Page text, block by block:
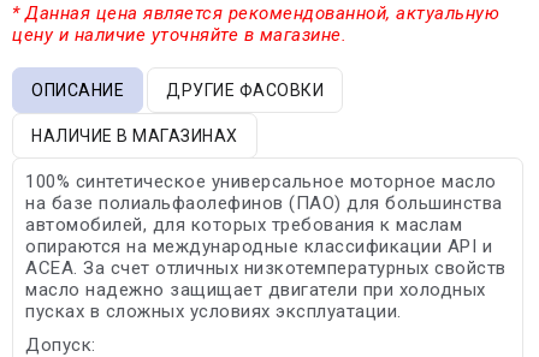
* Данная цена является рекомендованной, актуальную
цену и наличие уточняйте в магазине.
ОПИСАНИЕ ДРУГИЕ ФАСОВКИ
НАЛИЧИЕ В МАГАЗИНАХ
100% синтетическое универсальное моторное масло
на базе полиальфаолефинов (ПАО) для большинства
автомобилей, для которых требования к маслам
опираются на международные классификации API и
ACEA. За счет отличных низкотемпературных свойств
масло надежно защищает двигатели при холодных
пусках в сложных условиях эксплуатации.
Допуск: